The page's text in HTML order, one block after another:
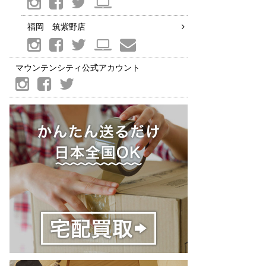
福岡 筑紫野店
マウンテンシティ公式アカウント